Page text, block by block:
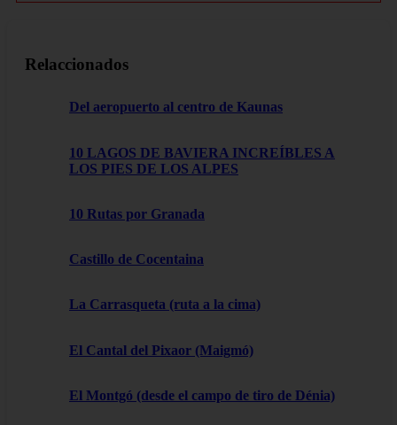
Relaccionados
Del aeropuerto al centro de Kaunas
10 LAGOS DE BAVIERA INCREÍBLES A
LOS PIES DE LOS ALPES
10 Rutas por Granada
Castillo de Cocentaina
La Carrasqueta (ruta a la cima)
El Cantal del Pixaor (Maigmó)
El Montgó (desde el campo de tiro de Dénia)